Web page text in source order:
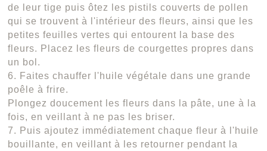
de leur tige puis ôtez les pistils couverts de pollen
qui se trouvent à l'intérieur des fleurs, ainsi que les
petites feuilles vertes qui entourent la base des
fleurs. Placez les fleurs de courgettes propres dans
un bol.
6. Faites chauffer l'huile végétale dans une grande
poêle à frire.
Plongez doucement les fleurs dans la pâte, une à la
fois, en veillant à ne pas les briser.
7. Puis ajoutez immédiatement chaque fleur à l'huile
bouillante, en veillant à les retourner pendant la